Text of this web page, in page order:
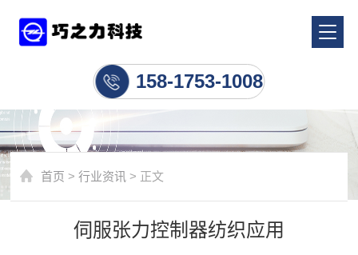
158-1753-1008
首页 >行业资讯 > 正文
伺服张力控制器纺织应用